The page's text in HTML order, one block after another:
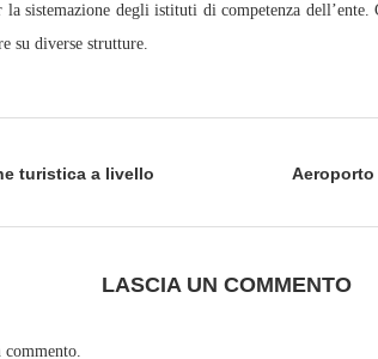
sistemazione degli istituti di competenza
su diverse strutture.
turistica a livello
Aeroporto
LASCIA UN COMMENTO